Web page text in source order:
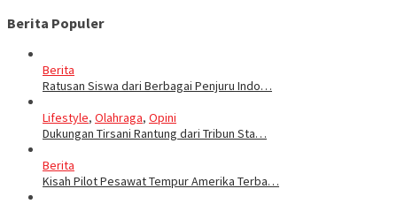
Berita Populer
Berita
Ratusan Siswa dari Berbagai Penjuru Indo…
Lifestyle, Olahraga, Opini
Dukungan Tirsani Rantung dari Tribun Sta…
Berita
Kisah Pilot Pesawat Tempur Amerika Terba…